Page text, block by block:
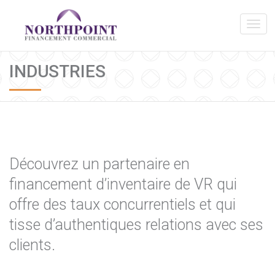
INDUSTRIES
Découvrez un partenaire en
financement d’inventaire de VR qui
offre des taux concurrentiels et qui
tisse d’authentiques relations avec ses
clients.